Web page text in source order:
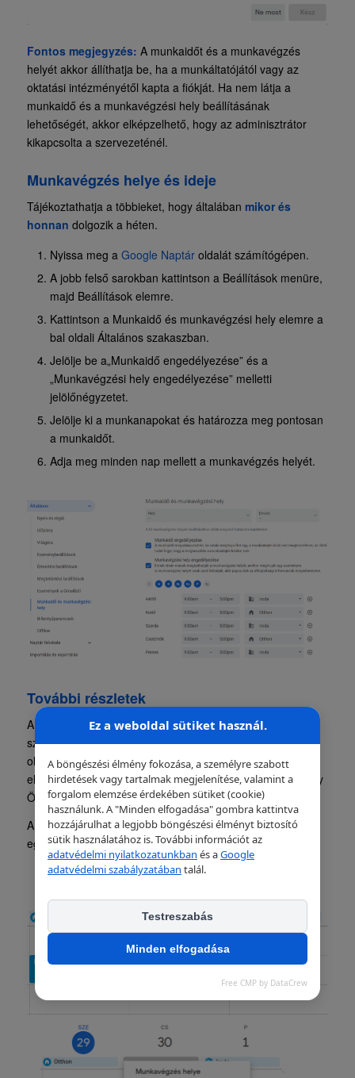
Fontos megjegyzés: A munkaidőt és a munkavégzés
helyét akkor állíthatja be, ha a munkáltatójától vagy az
oktatási intézményétől kapta a fiókját. Ha nem látja a
munkaidő és a munkavégzési hely beállításának
lehetőségét, akkor elképzelhető, hogy az adminisztrátor
kikapcsolta a szervezeténél.
Munkavégzés helye és ideje
Tájékoztathatja a többieket, hogy általában mikor és
honnan dolgozik a héten.
Nyissa meg a Google Naptároldalát számítógépen.
A jobb felső sarokban kattintson a Beállítások menüre,
majd Beállítások elemre.
Kattintson a Munkaidő és munkavégzési hely elemre a
bal oldali Általános szakaszban.
Jelölje be a„Munkaidő engedélyezése” és a
„Munkavégzési hely engedélyezése” melletti
jelölőnégyzetet.
Jelölje ki a munkanapokat és határozza meg pontosan
a munkaidőt.
Adja meg minden nap mellett a munkavégzés helyét.
További részletek
A munkaidejét és munkavégzési helyét kizárólag azok a
személyek látják, akikkel Ön megosztja naptárát. Ha
olyasvalakivel osztja meg a naptárat, aki legalább az
elfoglaltsági információit láthatja, akkor ő megnézheti, hogy
Ön hol és mikor dolgozik.
A funkció célja, hogy könnyebbé tegye a személyes
együttműködés megtervezését.
Ez a weboldal sütiket használ.
A böngészési élmény fokozása, a személyre szabott
hirdetések vagy tartalmak megjelenítése, valamint a
forgalom elemzése érdekében sütiket (cookie)
használunk. A "Minden elfogadása" gombra kattintva
hozzájárulhat a legjobb böngészési élményt biztosító
sütik használatához is. További információt az
adatvédelmi nyilatkozatunkban és aGoogle
adatvédelmi szabályzatában talál.
Minden elfogadása
Testreszabás
Free CMP by DataCrew